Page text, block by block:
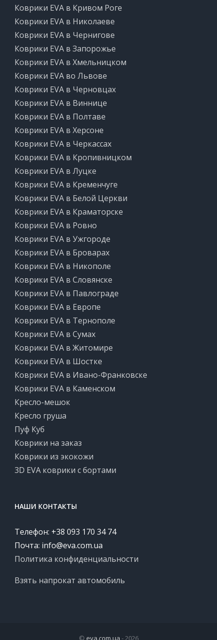
Коврики EVA в Кривом Роге
Коврики EVA в Николаеве
Коврики EVA в Чернигове
Коврики EVA в Запорожье
Коврики EVA в Хмельницком
Коврики EVA во Львове
Коврики EVA в Черновцах
Коврики EVA в Виннице
Коврики EVA в Полтаве
Коврики EVA в Херсоне
Коврики EVA в Черкассах
Коврики EVA в Кропивницком
Коврики EVA в Луцке
Коврики EVA в Кременчуге
Коврики EVA в Белой Церкви
Коврики EVA в Краматорске
Коврики EVA в Ровно
Коврики EVA в Ужгороде
Коврики EVA в Броварах
Коврики EVA в Никополе
Коврики EVA в Словянске
Коврики EVA в Павлограде
Коврики EVA в Европе
Коврики EVA в Тернополе
Коврики EVA в Сумах
Коврики EVA в Житомире
Коврики EVA в Шостке
Коврики EVA в Ивано-Франковске
Коврики EVA в Каменском
Кресло-мешок
Кресло груша
Пуф Куб
Коврики на заказ
Коврики из экокожи
3D EVA коврики с бортами
НАШИ КОНТАКТЫ
Телефон: +38 093 170 34 74
Почта: info@eva.com.ua
Политика конфиденциальности
Взять напрокат автомобиль
© eva.com.ua - 2026